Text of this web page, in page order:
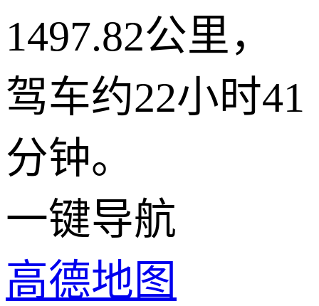
1497.82公里，
驾车约22小时41
分钟。
一键导航
高德地图